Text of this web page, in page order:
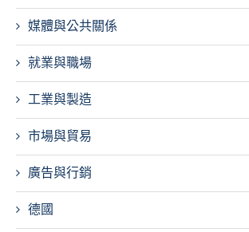
媒體與公共關係
就業與職場
工業與製造
市場與貿易
廣告與行銷
德國